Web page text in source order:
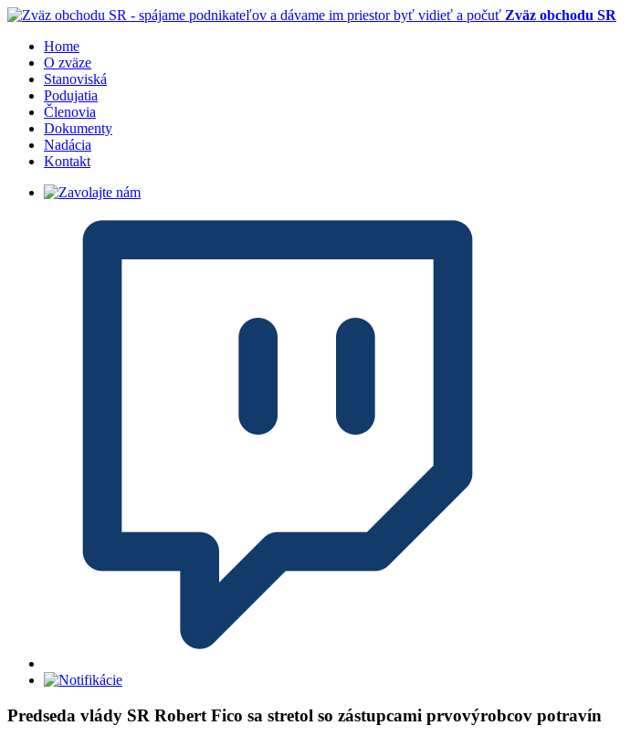
Zväz obchodu SR
Home
O zväze
Stanoviská
Podujatia
Členovia
Dokumenty
Nadácia
Kontakt
Predseda vlády SR Robert Fico sa stretol so zástupcami prvovýrobcov potravín